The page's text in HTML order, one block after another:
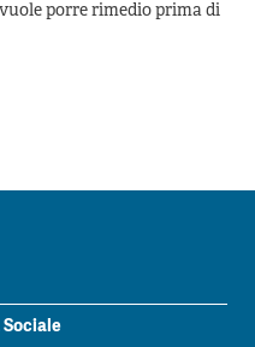
porre rimedio prima di